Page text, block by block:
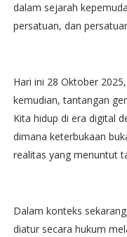
dalam sejarah
persatuan, dan
Hari ini 28 Oktober
kemudian, tantangan
Kita hidup di era digital
dimana keterbukaan
realitas yang menuntut
Dalam konteks
diatur secara hukum